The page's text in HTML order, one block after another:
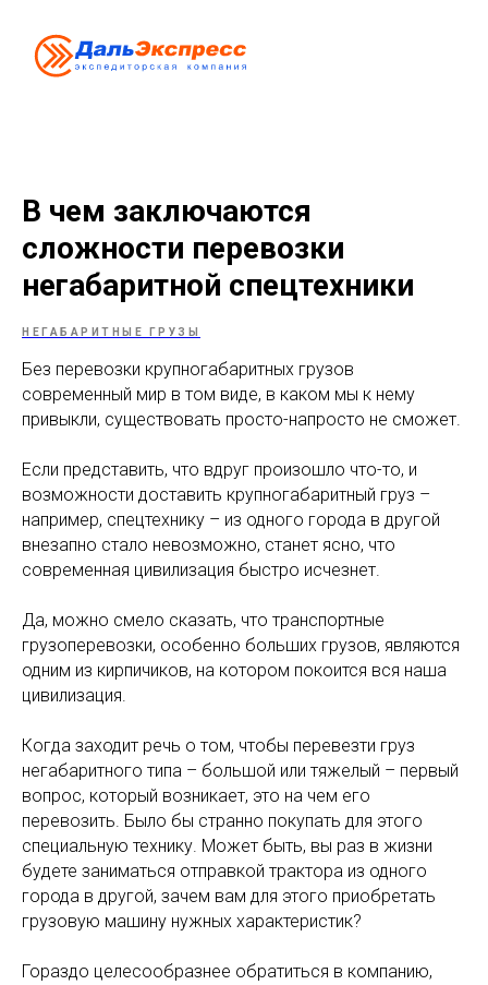
В чем заключаются
сложности перевозки
негабаритной спецтехники
НЕГАБАРИТНЫЕ ГРУЗЫ
Без перевозки крупногабаритных грузов
современный мир в том виде, в каком мы к нему
привыкли, существовать просто-напросто не сможет.
Если представить, что вдруг произошло что-то, и
возможности доставить крупногабаритный груз –
например, спецтехнику – из одного города в другой
внезапно стало невозможно, станет ясно, что
современная цивилизация быстро исчезнет.
Да, можно смело сказать, что транспортные
грузоперевозки, особенно больших грузов, являются
одним из кирпичиков, на котором покоится вся наша
цивилизация.
Когда заходит речь о том, чтобы перевезти груз
негабаритного типа – большой или тяжелый – первый
вопрос, который возникает, это на чем его
перевозить. Было бы странно покупать для этого
специальную технику. Может быть, вы раз в жизни
будете заниматься отправкой трактора из одного
города в другой, зачем вам для этого приобретать
грузовую машину нужных характеристик?
Гораздо целесообразнее обратиться в компанию,